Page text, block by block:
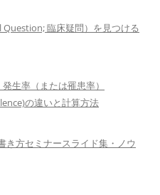
臨床疑問）を見つける
生率（または罹患率）
の違いと計算方法
き方セミナースライド集・ノウ